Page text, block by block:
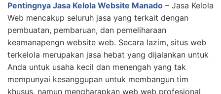
Pentingnya Jasa Kelola Website Manado – Jasa Kelola
Web mencakup seluruh jasa yang terkait dengan
pembuatan, pembaruan, dan pemeliharaan
keamanapengn website web. Secara lazim, situs web
terkelola merupakan jasa hebat yang dijalankan untuk
Anda untuk usaha kecil dan menengah yang tak
mempunyai kesanggupan untuk membangun tim
khusus, namun mengharapkan web web profesional